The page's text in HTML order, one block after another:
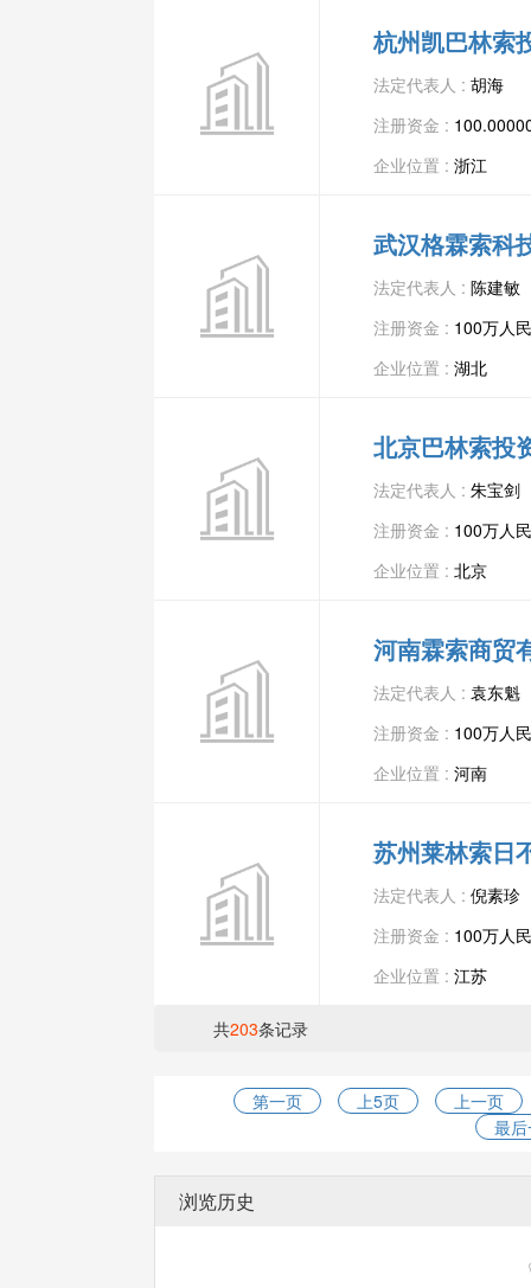
杭州凯巴林索
法定代表人 : 胡海
注册资金 :
企业位置 : 浙江
武汉格霖索科
法定代表人 : 陈建敏
注册资金 : 100万人
企业位置 : 湖北
北京巴林索投
法定代表人 : 朱宝剑
注册资金 : 100万人
企业位置 : 北京
河南霖索商贸
法定代表人 : 袁东魁
注册资金 : 100万人
企业位置 : 河南
苏州莱林索日
法定代表人 : 倪素珍
注册资金 : 100万人
企业位置 : 江苏
共203条记录
第一页 上5页
上一页
最
浏览历史